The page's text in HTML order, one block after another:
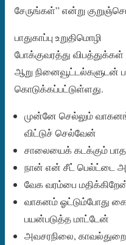
சேருங்கள்” என்று
பாதுகாப்பு உறுதிமொழி
போக்குவரத்து
ஆறு நினைவூட்டல்களுடன்
கொடுக்கப்பட்டுள்ளது.
முன்னே செல்லும்
விட்டுச் செல்வேன்
சாலையைக் கடக்கும்
நான் என் சீட் பெல்ட்டை
வேக வரம்பை
வாகனம் ஓட்டும்போது
பயன்படுத்த மாட்டேன்
அவசரநிலை,